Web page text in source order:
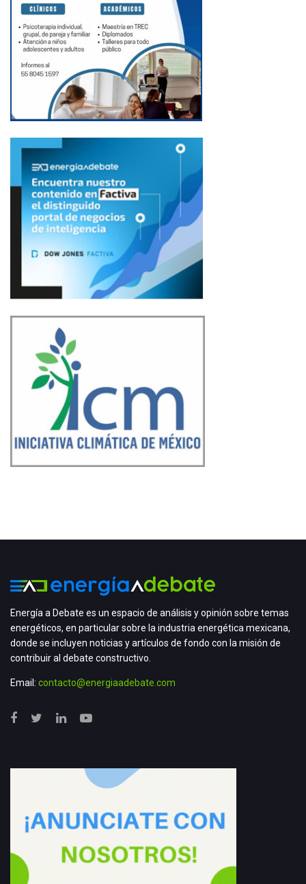
Energía a Debate es un espacio de análisis y opinión sobre temas
energéticos, en particular sobre la industria energética mexicana,
donde se incluyen noticias y artículos de fondo con la misión de
contribuir al debate constructivo.
Email: contacto@energiaadebate.com